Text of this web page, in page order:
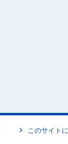
このサイト